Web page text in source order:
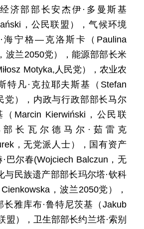
济部部长安杰伊·多曼斯基
，公民联盟），气候环境
海宁格—克洛斯卡（Paulina
波兰2050党），能源部部长米
Motyka,人民党），农业农
特凡·克拉耶夫斯基（Stefan
党），内政与行政部部长马尔
Marcin Kierwiński，公民联
长瓦尔德马尔·茹雷克
，无党派人士），国有资产
巴尔春(Wojciech Balczun，无
与民族遗产部部长玛尔塔·钦科
，波兰2050党），
长雅库布·鲁特尼茨基（Jakub
盟），卫生部部长约兰塔·索别